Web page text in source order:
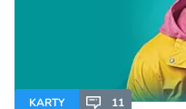
KARTY 11